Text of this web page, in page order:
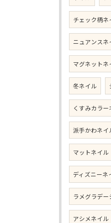
チェック柄ネ
ニュアンスネ
マグネットネ
冬ネイル
くすみカラー
派手かわネイ
マットネイル
ディズニーネ
ラメグラデ
アシメネイル